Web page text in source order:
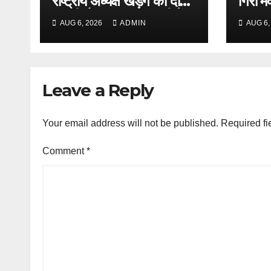
कुमारी शैलजा कल हल्द्वानी में
।।AUG 6, 2026 ADMIN AUG
Leave a Reply
Your email address will not be published. Required
Comment*